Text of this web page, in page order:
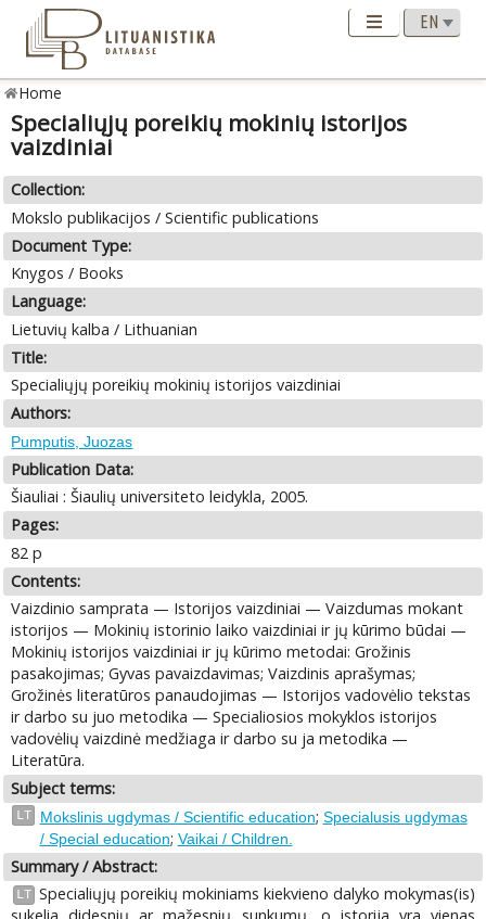
Home
Specialiųjų poreikių mokinių istorijos
vaizdiniai
Collection:
Mokslo publikacijos / Scientific publications
Document Type:
Knygos / Books
Language:
Lietuvių kalba / Lithuanian
Title:
Specialiųjų poreikių mokinių istorijos vaizdiniai
Authors:
Pumputis, Juozas
Publication Data:
Šiauliai : Šiaulių universiteto leidykla, 2005.
Pages:
82 p
Contents:
Vaizdinio samprata — Istorijos vaizdiniai — Vaizdumas mokant
istorijos — Mokinių istorinio laiko vaizdiniai ir jų kūrimo būdai —
Mokinių istorijos vaizdiniai ir jų kūrimo metodai: Grožinis
pasakojimas; Gyvas pavaizdavimas; Vaizdinis aprašymas;
Grožinės literatūros panaudojimas — Istorijos vadovėlio tekstas
ir darbo su juo metodika — Specialiosios mokyklos istorijos
vadovėlių vaizdinė medžiaga ir darbo su ja metodika —
Literatūra.
Subject terms:
LT Mokslinis ugdymas / Scientific education; Specialusis ugdymas
/ Special education; Vaikai / Children.
Summary / Abstract:
LT Specialiųjų poreikių mokiniams kiekvieno dalyko mokymas(is)